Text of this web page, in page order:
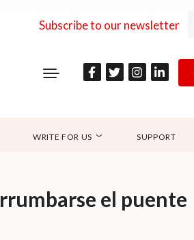
Subscribe to our newsletter
WRITE FOR US SUPPORT
el puente